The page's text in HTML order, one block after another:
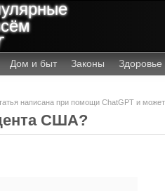
Дом и быт Законы Здоровье
написана при помощи ChatGPT и
США?